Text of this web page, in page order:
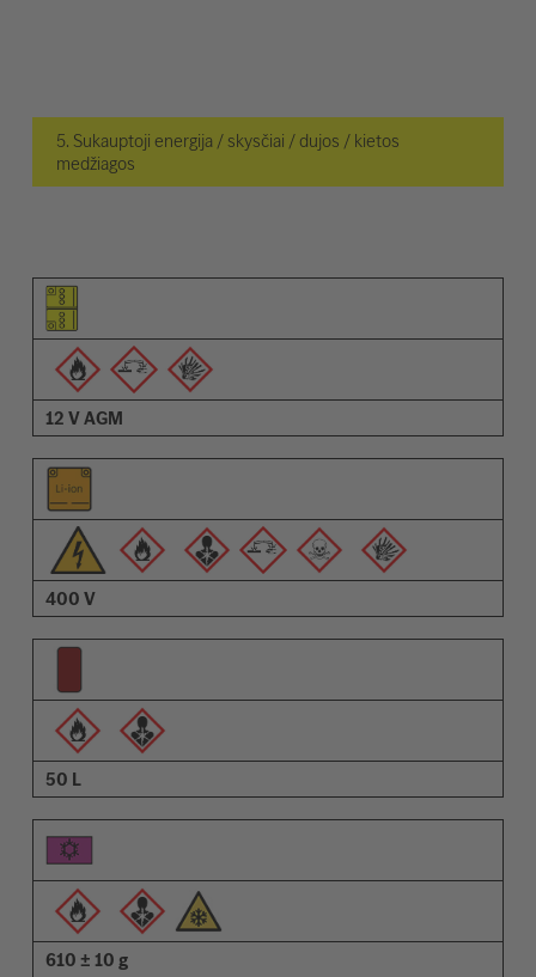
5. Sukauptoji energija / skysčiai / dujos / kietos
medžiagos
Elemento piktograma
Įspėjimų piktogramos
Aprašymas
12 V AGM
400 V
50 L
610 ± 10 g